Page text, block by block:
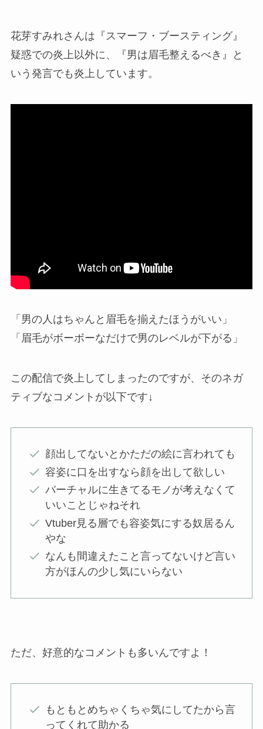
花芽すみれさんは『スマーフ・ブースティング』
疑惑での炎上以外に、『男は眉毛整えるべき』と
いう発言でも炎上しています。
「男の人はちゃんと眉毛を揃えたほうがいい」
「眉毛がボーボーなだけで男のレベルが下がる」
この配信で炎上してしまったのですが、そのネガ
ティブなコメントが以下です↓
顔出してないとかただの絵に言われても
容姿に口を出すなら顔を出して欲しい
バーチャルに生きてるモノが考えなくて
いいことじゃねそれ
Vtuber見る層でも容姿気にする奴居るん
やな
なんも間違えたこと言ってないけど言い
方がほんの少し気にいらない
ただ、好意的なコメントも多いんですよ！
もともとめちゃくちゃ気にしてたから言
ってくれて助かる